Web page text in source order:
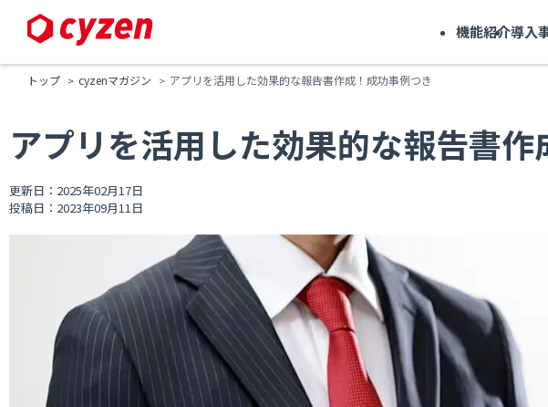
機能紹介導入
トップ cyzenマガジン アプリを活用した効果的な報告書作成！成功事例つき
アプリを活用した効果的な報告書作
更新日：2025年02月17日
投稿日：2023年09月11日